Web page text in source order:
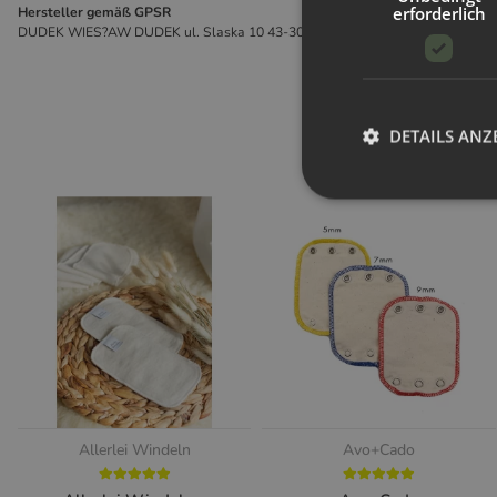
Hersteller gemäß GPSR
DUDEK WIES?AW DUDEK ul. Slaska 10 43-305 Bielsko-Biala Polen
Allerlei Windeln Avo+Cado
erforderlich
DETAILS